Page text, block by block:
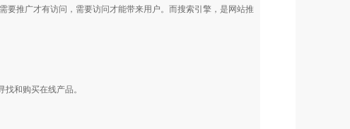
推广才有访问，需要访问才能带来用户。而搜索引擎，是网站推
和购买在线产品。